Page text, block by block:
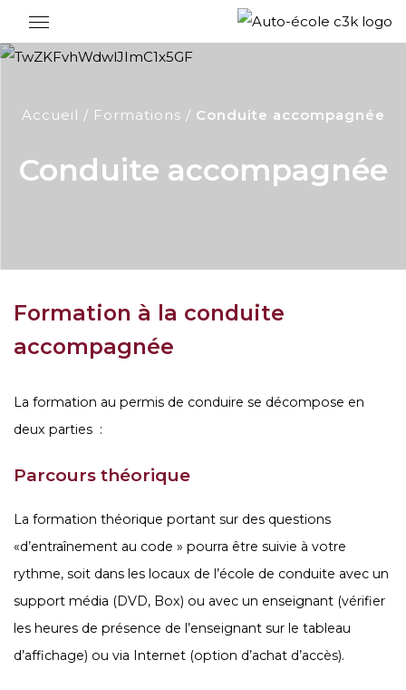
Accueil Formations Conduite accompagnée
Conduite accompagnée
Formation à la conduite
accompagnée
La formation au permis de conduire se décompose en
deux parties :
Parcours théorique
La formation théorique portant sur des questions
«d’entraînement au code » pourra être suivie à votre
rythme, soit dans les locaux de l’école de conduite avec un
support média (DVD, Box) ou avec un enseignant (vérifier
les heures de présence de l’enseignant sur le tableau
d’affichage) ou via Internet (option d’achat d’accès).